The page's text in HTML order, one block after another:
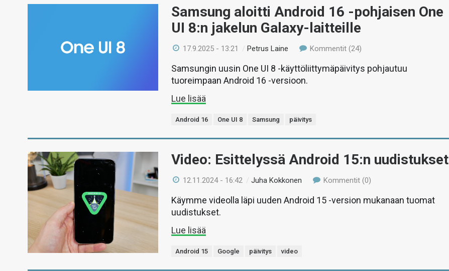
Samsung aloitti Android 16 -pohjaisen One
UI 8:n jakelun Galaxy-laitteille
17.9.2025 - 13:21 /Petrus Laine Kommentit (24)
Samsungin uusin One UI 8 -käyttöliittymäpäivitys pohjautuu
tuoreimpaan Android 16 -versioon.
Lue lisää
Android 16 One UI 8 Samsung päivitys
Video: Esittelyssä Android 15:n uudistukset
12.11.2024 - 16:42 /Juha Kokkonen Kommentit (0)
Käymme videolla läpi uuden Android 15 -version mukanaan tuomat
uudistukset.
Lue lisää
Android 15 Google päivitys video